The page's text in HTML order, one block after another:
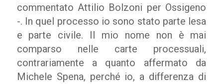
commentato Attilio Bolzoni per Ossigeno
-. In quel processo io sono stato parte lesa
e parte civile. Il mio nome non è mai
comparso nelle carte processuali,
contrariamente a quanto affermato da
Michele Spena, perché io, a differenza di